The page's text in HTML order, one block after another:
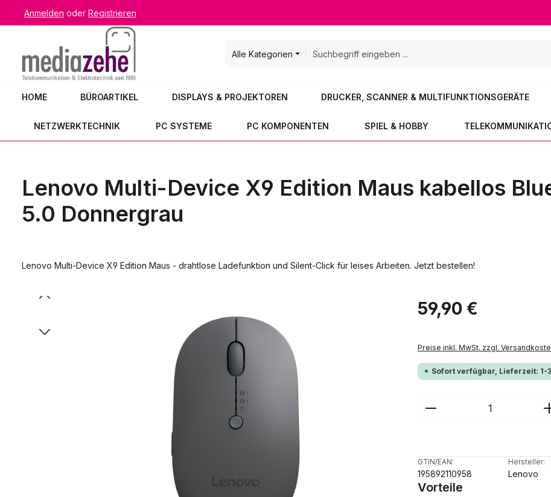
Hauptinhalt springen
Zur Suche springen
Zur Hauptnavigation springen
Anmelden oder Registrieren
Alle Kategorien
HOME BÜROARTIKEL DISPLAYS & PROJEKTOREN DRUCKER, SCANNER & MULTIFUNKTIONSGERÄTE
NETZWERKTECHNIK PC SYSTEME PC KOMPONENTEN SPIEL & HOBBY
Lenovo Multi-Device X9 Edition Maus kabellos
5.0 Donnergrau
Lenovo Multi-Device X9 Edition Maus - drahtlose Ladefunktion und Silent-Click für leises Arbeiten. Jetzt bestellen!
Bildergalerie überspringen Regulärer Preis:
59,90 €
Preise inkl. MwSt. zzgl.
Sofort verfügbar, Lieferzeit: 1-
Produkt Anzahl:
GTIN/EAN:
195892110958
Hersteller:
Lenovo
Vorteile